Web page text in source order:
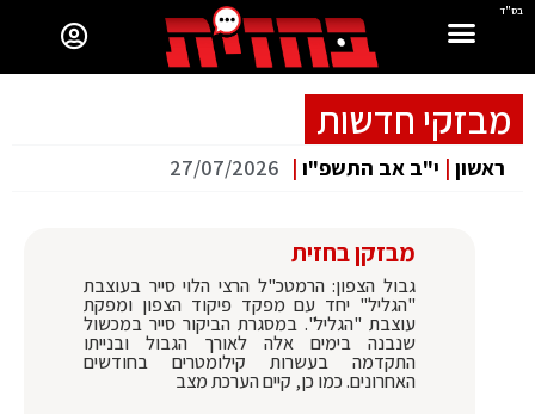
בס"ד
מבזקי חדשות
ראשון | י"ב אב התשפ"ו |
27/07/2026
מבזקן בחזית
גבול הצפון: הרמטכ"ל הרצי הלוי סייר בעוצבת
"הגליל" יחד עם מפקד פיקוד הצפון ומפקת
עוצבת "הגליל". במסגרת הביקור סייר במכשול
שנבנה בימים אלה לאורך הגבול ובנייתו
התקדמה בעשרות קילומטרים בחודשים
האחרונים. כמו כן, קיים הערכת מצב